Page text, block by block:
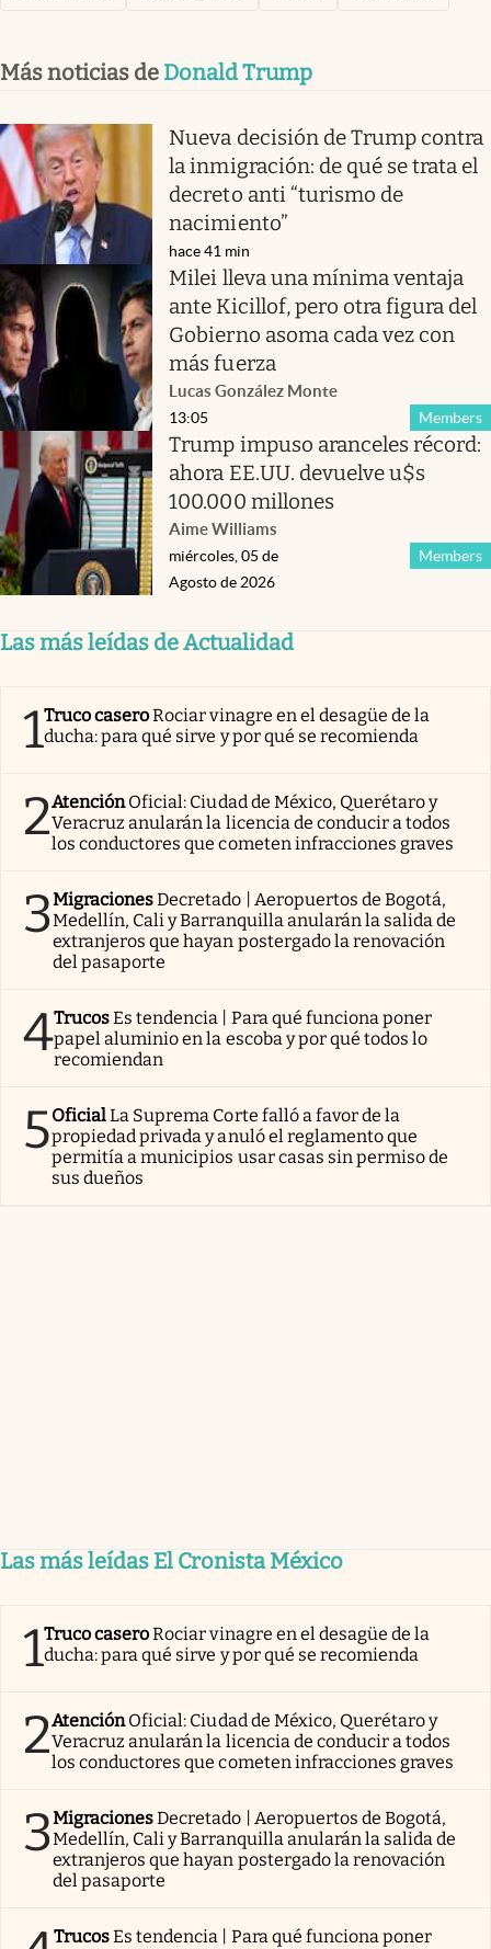
Más noticias de Donald Trump
Nueva decisión de Trump contra
la inmigración: de qué se trata el
decreto anti “turismo de
nacimiento”
hace 41 min
Milei lleva una mínima ventaja
ante Kicillof, pero otra figura del
Gobierno asoma cada vez con
más fuerza
Lucas González Monte
Members
13:05
Trump impuso aranceles récord:
ahora EE.UU. devuelve u$s
100.000 millones
Aime Williams
Members
miércoles, 05 de
Agosto de 2026
Las más leídas de Actualidad
1Truco caseroRociar vinagre en el desagüe de la
ducha: para qué sirve y por qué se recomienda
2AtenciónOficial: Ciudad de México, Querétaro y
Veracruz anularán la licencia de conducir a todos
los conductores que cometen infracciones graves
3MigracionesDecretado | Aeropuertos de Bogotá,
Medellín, Cali y Barranquilla anularán la salida de
extranjeros que hayan postergado la renovación
del pasaporte
4TrucosEs tendencia | Para qué funciona poner
papel aluminio en la escoba y por qué todos lo
recomiendan
5OficialLa Suprema Corte falló a favor de la
propiedad privada y anuló el reglamento que
permitía a municipios usar casas sin permiso de
sus dueños
Las más leídas El Cronista México
1Truco caseroRociar vinagre en el desagüe de la
ducha: para qué sirve y por qué se recomienda
2AtenciónOficial: Ciudad de México, Querétaro y
Veracruz anularán la licencia de conducir a todos
los conductores que cometen infracciones graves
3MigracionesDecretado | Aeropuertos de Bogotá,
Medellín, Cali y Barranquilla anularán la salida de
extranjeros que hayan postergado la renovación
del pasaporte
TrucosEs tendencia | Para qué funciona poner